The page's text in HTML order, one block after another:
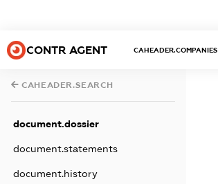
CONTR AGENT CAHEADER.COMPANIES
CAHEADER.SEARCH
document.dossier
document.statements
document.history